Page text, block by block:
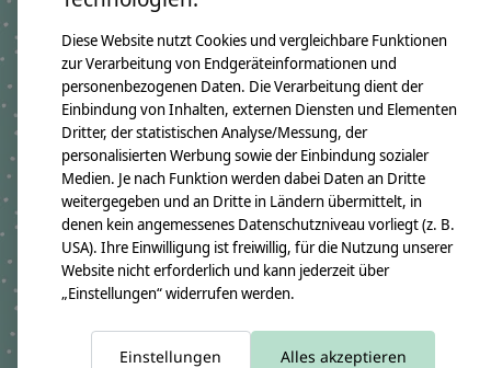
crêpes suzette Schultüte
aus Stoff, Hufeisen
€69,90 - €92,80
*Inkl. MwSt. zzgl.
Versandkosten
Schultüte aus Stoff,
Motiv: Fee, Farbe: Mint
und Ocker
€69,90 - €92,80
*Inkl. MwSt. zzgl.
Versandkosten
Diese Website nutzt Cookies und vergleichbare Funktionen
zur Verarbeitung von Endgeräteinformationen und
personenbezogenen Daten. Die Verarbeitung dient der
Einbindung von Inhalten, externen Diensten und Elementen
Dritter, der statistischen Analyse/Messung, der
personalisierten Werbung sowie der Einbindung sozialer
Medien. Je nach Funktion werden dabei Daten an Dritte
weitergegeben und an Dritte in Ländern übermittelt, in
denen kein angemessenes Datenschutzniveau vorliegt (z. B.
USA). Ihre Einwilligung ist freiwillig, für die Nutzung unserer
Website nicht erforderlich und kann jederzeit über
„Einstellungen“ widerrufen werden.
Einstellungen Alles akzeptieren